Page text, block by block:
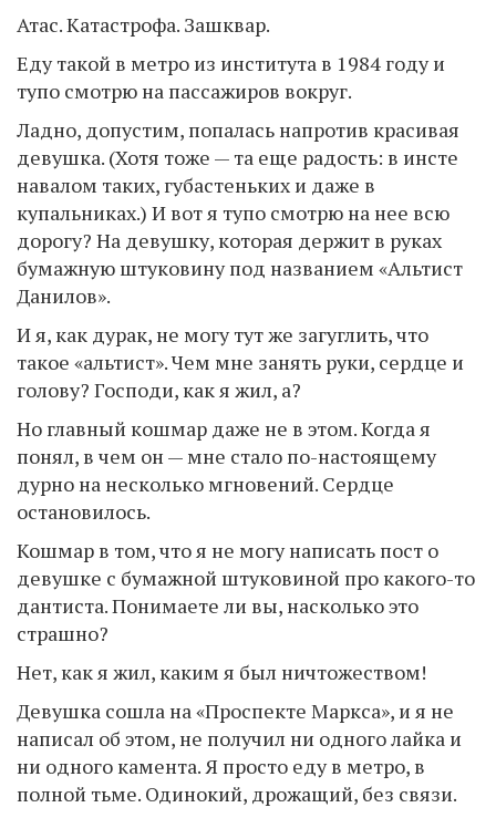
Атас. Катастрофа. Зашквар.
Еду такой в метро из института в 1984 году и
тупо смотрю на пассажиров вокруг.
Ладно, допустим, попалась напротив красивая
девушка. (Хотя тоже — та еще радость: в инсте
навалом таких, губастеньких и даже в
купальниках.) И вот я тупо смотрю на нее всю
дорогу? На девушку, которая держит в руках
бумажную штуковину под названием «Альтист
Данилов».
И я, как дурак, не могу тут же загуглить, что
такое «альтист». Чем мне занять руки, сердце и
голову? Господи, как я жил, а?
Но главный кошмар даже не в этом. Когда я
понял, в чем он — мне стало по-настоящему
дурно на несколько мгновений. Сердце
остановилось.
Кошмар в том, что я не могу написать пост о
девушке с бумажной штуковиной про какого-то
дантиста. Понимаете ли вы, насколько это
страшно?
Нет, как я жил, каким я был ничтожеством!
Девушка сошла на «Проспекте Маркса», и я не
написал об этом, не получил ни одного лайка и
ни одного камента. Я просто еду в метро, в
полной тьме. Одинокий, дрожащий, без связи.